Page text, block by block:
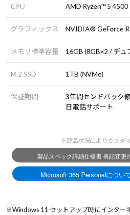
CPU AMD Ryzen™ 5 4500
グラフィックス NVIDIA® GeForce
メモリ標準容量 16GB (8GB×2 / デュ
M.2 SSD 1TB (NVMe)
保証期間
3年間センドバック
日電話サポート
※部品状況によりカスタ
※Windows 11 セットアップ時にインター